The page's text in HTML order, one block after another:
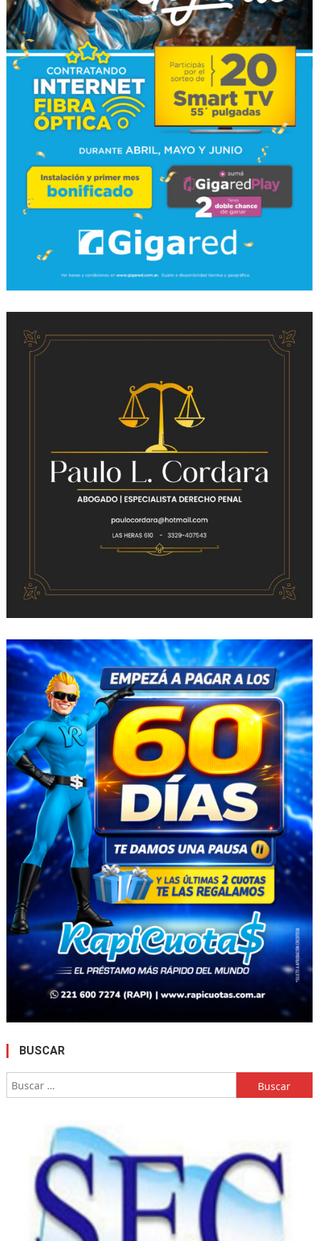
BUSCAR
Buscar: